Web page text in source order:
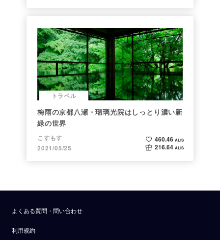
トラベル
梅雨の京都八瀬・瑠璃光院はしっとり濃い新
緑の世界
こすもす
2021/05/25
460.46 ALIS
216.64 ALIS
よくある質問・問い合わせ
利用規約